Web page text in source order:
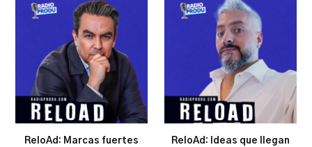
ReloAd: Marcas fuertes ReloAd: Ideas que llegan